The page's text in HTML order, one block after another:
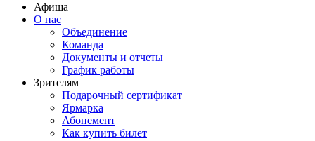
Афиша
О нас
Объединение
Команда
Документы и отчеты
График работы
Зрителям
Подарочный сертификат
Ярмарка
Абонемент
Как купить билет